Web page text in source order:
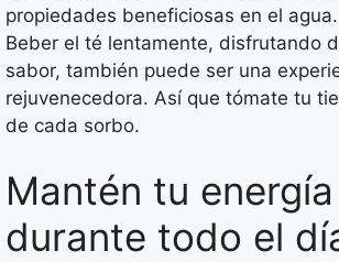
propiedades beneficiosas en el agua.
Beber el té lentamente, disfrutando
sabor, también puede ser una
rejuvenecedora. Así que tómate tu
de cada sorbo.
Mantén tu
durante todo el